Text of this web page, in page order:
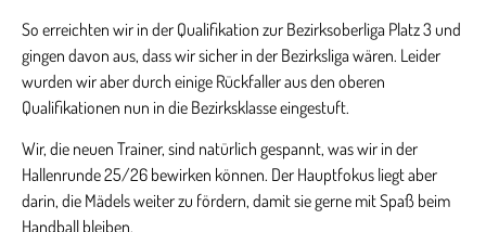
So erreichten wir in der Qualifikation zur Bezirksoberliga Platz 3 und
gingen davon aus, dass wir sicher in der Bezirksliga wären. Leider
wurden wir aber durch einige Rückfaller aus den oberen
Qualifikationen nun in die Bezirksklasse eingestuft.
Wir, die neuen Trainer, sind natürlich gespannt, was wir in der
Hallenrunde 25/26 bewirken können. Der Hauptfokus liegt aber
darin, die Mädels weiter zu fördern, damit sie gerne mit Spaß beim
Handball bleiben.